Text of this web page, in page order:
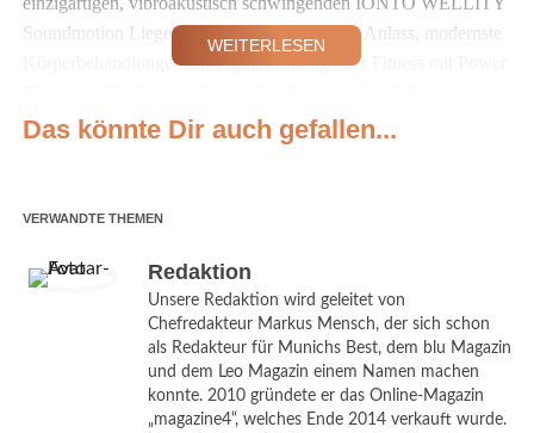
Soundmotion Liege) für jede Haut und jeden Anlass, modernste
Körperbehandlungen zur Figuarformung oder Fitness mit Power
kümmert sich das Team um die Wünsche seiner Kunden.
Monaco de Luxe verlost einen Gutschein für eine
Gesichtsbehandlung inkl. 4 Wochen Power Plate, einen
Gutschein für eine Gesichtsbehandlung und einen Gutschein
für 4 Wochen Power Plate bei Toscanella Ästhetik & Power
WEITERLESEN
Das könnte Dir auch gefallen...
VERWANDTE THEMEN
Redaktion
Unsere Redaktion wird geleitet von
Chefredakteur Markus Mensch, der sich schon
als Redakteur für Munichs Best, dem blu Magazin
und dem Leo Magazin einem Namen machen
konnte. 2010 gründete er das Online-Magazin
„magazine4“, welches Ende 2014 verkauft wurde.